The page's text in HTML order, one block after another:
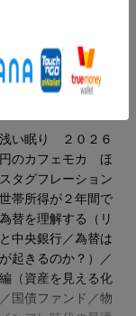
やって来る
全解説
近い。
増やす金融商品を
説＋金融資産戦
い眠り ２０２６
円のカフェモカ ほ
タグフレーション
帯所得が２年間で
替を理解する（リ
中央銀行／為替は
起きるのか？）／
（資産を見える化
国債ファンド／物